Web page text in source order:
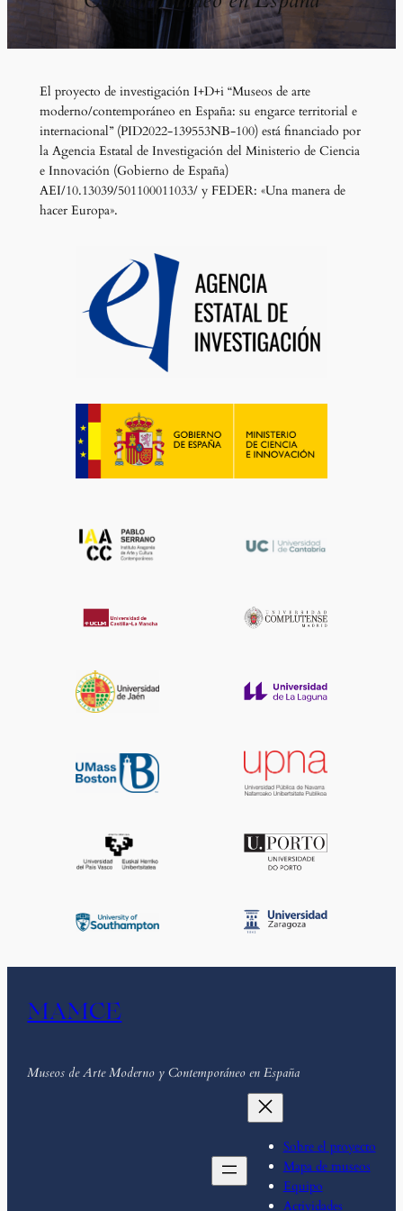
El proyecto de investigación I+D+i “Museos de arte
moderno/contemporáneo en España: su engarce territorial e
internacional” (PID2022-139553NB-100) está financiado por
la Agencia Estatal de Investigación del Ministerio de Ciencia
e Innovación (Gobierno de España)
AEI/10.13039/501100011033/ y FEDER: «Una manera de
hacer Europa».
MAMCE
Museos de Arte Moderno y Contemporáneo en España
Sobre el proyecto
Mapa de museos
Equipo
Actividades